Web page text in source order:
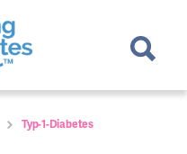
Typ-1-Diabetes